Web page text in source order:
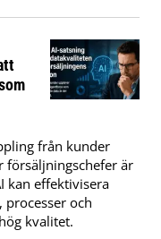
från kunder
försäljningschefer är
kan effektivisera
processer och
kvalitet.